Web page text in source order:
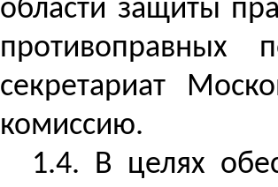
области защиты
противоправных
секретариат
комиссию.
1.4. В целях